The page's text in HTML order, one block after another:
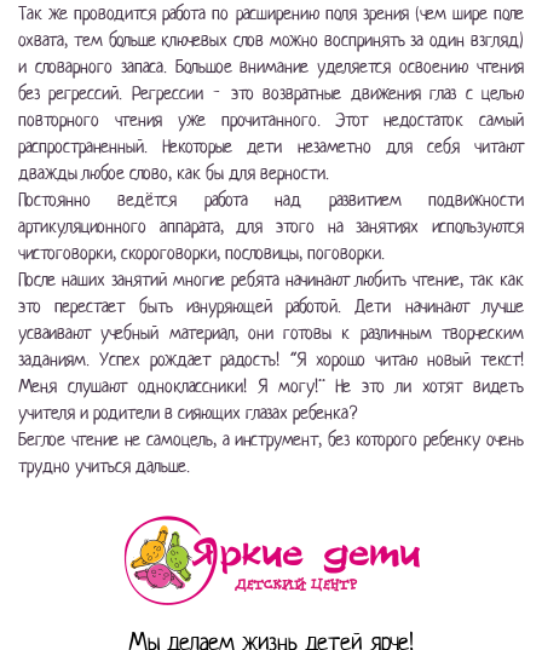
Так же проводится работа по расширению поля зрения (чем шире поле
охвата, тем больше ключевых слов можно воспринять за один взгляд)
и словарного запаса. Большое внимание уделяется освоению чтения
без регрессий. Регрессии - это возвратные движения глаз с целью
повторного чтения уже прочитанного. Этот недостаток самый
распространенный. Некоторые дети незаметно для себя читают
дважды любое слово, как бы для верности.
Постоянно ведётся работа над развитием подвижности
артикуляционного аппарата, для этого на занятиях используются
чистоговорки, скороговорки, пословицы, поговорки.
После наших занятий многие ребята начинают любить чтение, так как
это перестает быть изнуряющей работой. Дети начинают лучше
усваивают учебный материал, они готовы к различным творческим
заданиям. Успех рождает радость! “Я хорошо читаю новый текст!
Меня слушают одноклассники! Я могу!” Не это ли хотят видеть
учителя и родители в сияющих глазах ребенка?
Беглое чтение не самоцель, а инструмент, без которого ребенку очень
трудно учиться дальше.
Мы делаем жизнь детей ярче!